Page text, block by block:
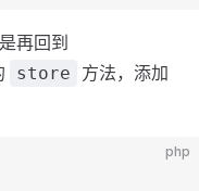
再回到
store
方法，添加
php